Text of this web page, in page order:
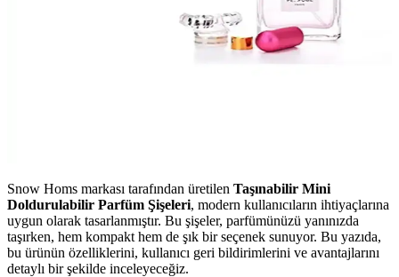
Snow Homs markası tarafından üretilen Taşınabilir Mini
Doldurulabilir Parfüm Şişeleri, modern kullanıcıların ihtiyaçlarına
uygun olarak tasarlanmıştır. Bu şişeler, parfümünüzü yanınızda
taşırken, hem kompakt hem de şık bir seçenek sunuyor. Bu yazıda,
bu ürünün özelliklerini, kullanıcı geri bildirimlerini ve avantajlarını
detaylı bir şekilde inceleyeceğiz.